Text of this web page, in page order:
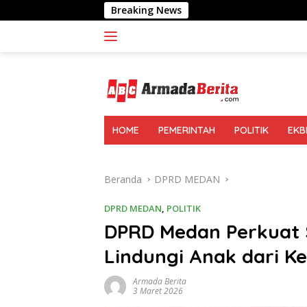
ke
Breaking News Aliansi
HOME PEMERINTAH POLITIK
Beranda DPRD MEDAN
DPRD MEDAN, POLITIK
DPRD Medan
Lindungi Anak dari
Armada Berita
3 Maret 2026